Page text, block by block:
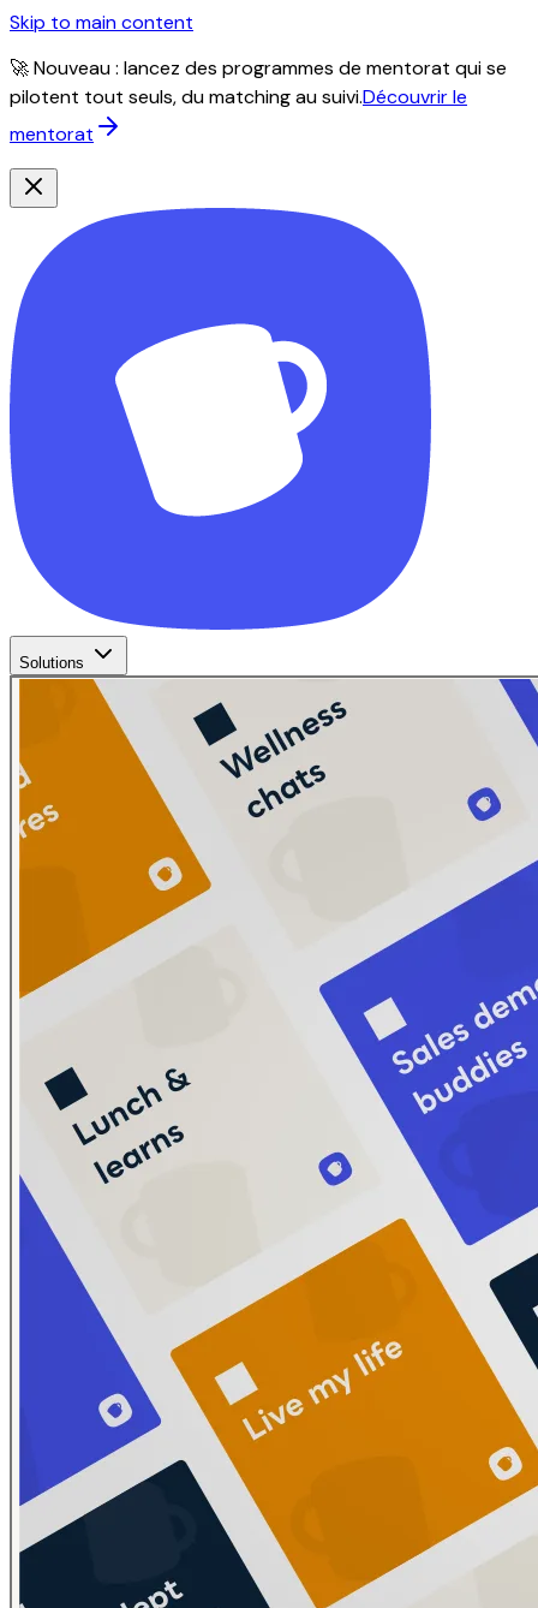
Skip to main content
🚀 Nouveau : lancez des programmes de mentorat qui se
pilotent tout seuls, du matching au suivi.Découvrir le
mentorat
Solutions